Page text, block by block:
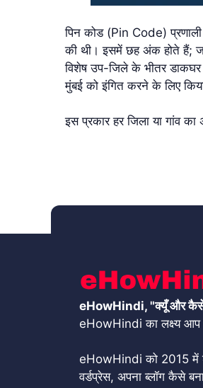
पिन कोड (Pin Code)
की थी। इसमें छह अंक होते हैं;
विशेष उप-जिले के भीतर
मुंबई को इंगित करने के लिए
इस प्रकार हर जिला या गांव
eHowHindi, "क्यूँ और
eHowHindi का लक्ष्य आप
eHowHindi को 2015 में
वर्डप्रेस, अपना ब्लॉग कैसे